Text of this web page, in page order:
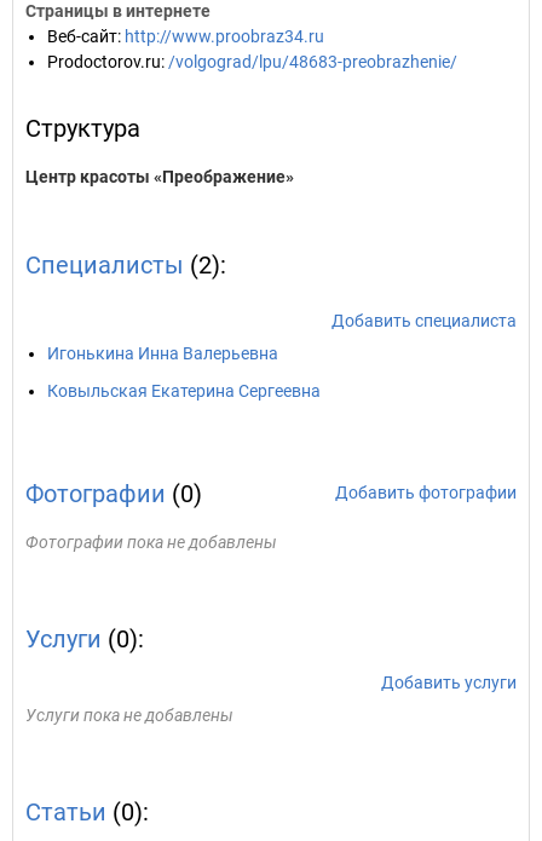
Страницы в интернете
Веб-сайт: http://www.proobraz34.ru
Prodoctorov.ru: /volgograd/lpu/48683-preobrazhenie/
Структура
Центр красоты «Преображение»
Специалисты (2):
Добавить специалиста
Игонькина Инна Валерьевна
Ковыльская Екатерина Сергеевна
Фотографии (0) Добавить фотографии
Фотографии пока не добавлены
Услуги (0):
Добавить услуги
Услуги пока не добавлены
Статьи (0):